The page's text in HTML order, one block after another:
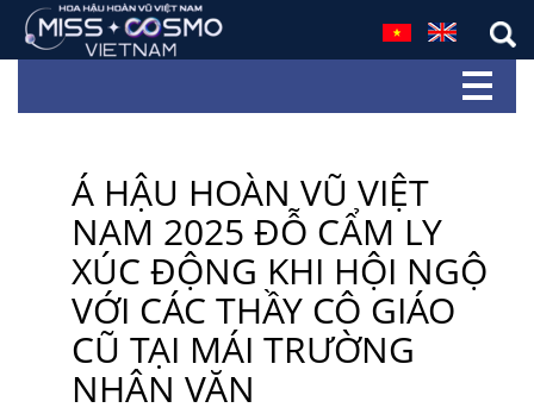
Á HẬU HOÀN VŨ VIỆT
NAM 2025 ĐỖ CẨM LY
XÚC ĐỘNG KHI HỘI NGỘ
VỚI CÁC THẦY CÔ GIÁO
CŨ TẠI MÁI TRƯỜNG
NHÂN VĂN